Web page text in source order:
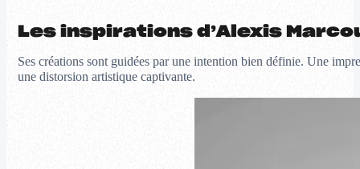
Les inspirations d’Alexis
Ses créations sont guidées par une intention bien définie. Une
une distorsion artistique captivante.